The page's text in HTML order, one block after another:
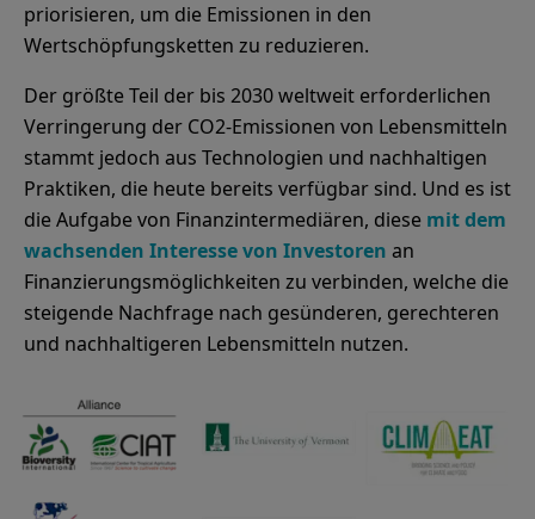
priorisieren, um die Emissionen in den
Wertschöpfungsketten zu reduzieren.
Der größte Teil der bis 2030 weltweit erforderlichen
Verringerung der CO2-Emissionen von Lebensmitteln
stammt jedoch aus Technologien und nachhaltigen
Praktiken, die heute bereits verfügbar sind. Und es ist
die Aufgabe von Finanzintermediären, diese mit dem
wachsenden Interesse von Investoren an
Finanzierungsmöglichkeiten zu verbinden, welche die
steigende Nachfrage nach gesünderen, gerechteren
und nachhaltigeren Lebensmitteln nutzen.